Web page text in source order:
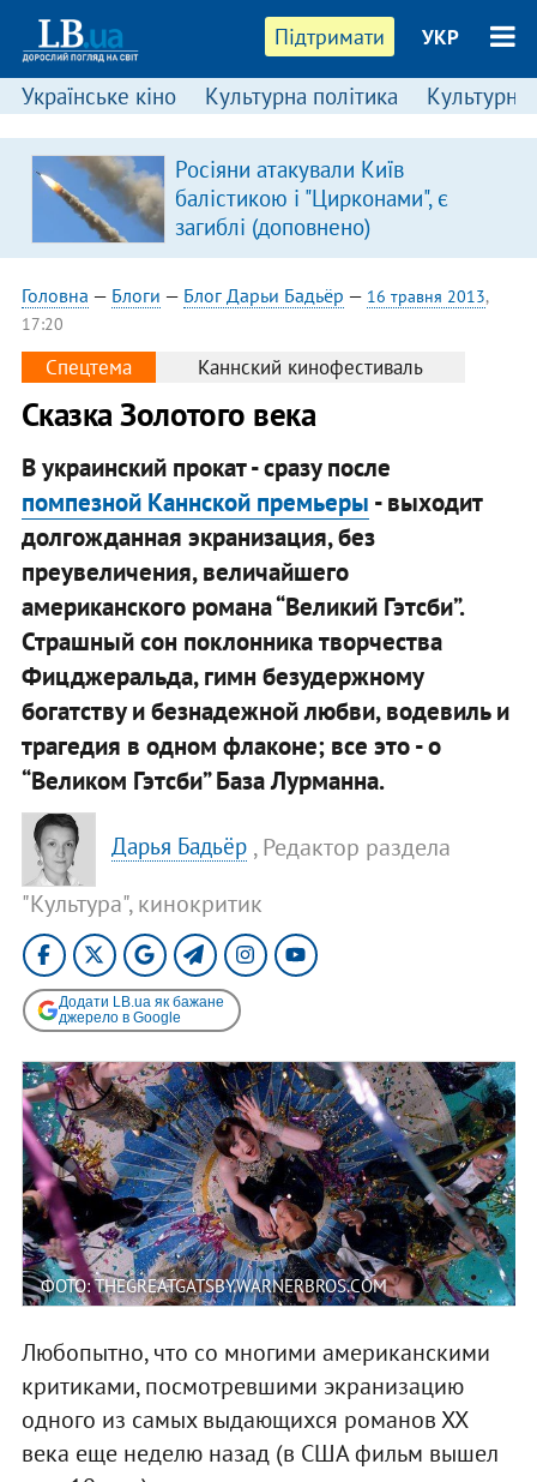
Підтримати УКР
Українське кіно Культурна політика Культурні
Росіяни атакували Київ
балістикою і "Цирконами", є
загиблі (доповнено)
Головна — Блоги — Блог Дарьи Бадьёр — 16 травня 2013,
17:20
Спецтема Каннский кинофестиваль
Сказка Золотого века
В украинский прокат - сразу после
помпезной Каннской премьеры - выходит
долгожданная экранизация, без
преувеличения, величайшего
американского романа “Великий Гэтсби”.
Страшный сон поклонника творчества
Фицджеральда, гимн безудержному
богатству и безнадежной любви, водевиль и
трагедия в одном флаконе; все это - о
“Великом Гэтсби” База Лурманна.
Дарья Бадьёр , Редактор раздела
"Культура", кинокритик
Додати LB.ua як бажане
джерело в Google
ФОТО: THEGREATGATSBY.WARNERBROS.COM
Любопытно, что со многими американскими
критиками, посмотревшими экранизацию
одного из самых выдающихся романов ХХ
века еще неделю назад (в США фильм вышел